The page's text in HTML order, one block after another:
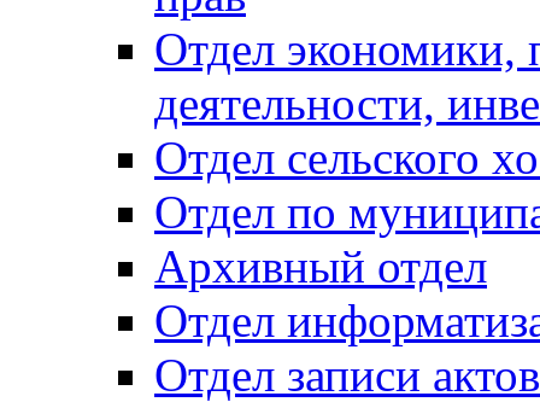
Отдел экономики,
деятельности,
Отдел сельского
Отдел по
Архивный отдел
Отдел
Отдел записи